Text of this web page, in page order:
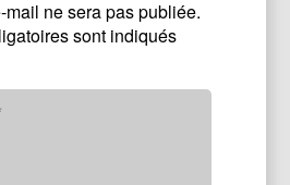
mail ne sera pas publiée.
sont indiqués